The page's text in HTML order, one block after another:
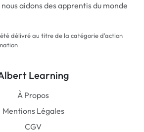
aidons des apprentis du monde
délivré au titre de la catégorie d'action
Learning
À Propos
Mentions Légales
CGV